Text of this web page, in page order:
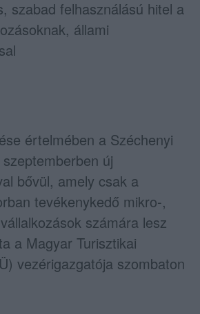
szabad felhasználású hitel a
állami
értelmében a Széchenyi
új
bővül, amely csak a
tevékenykedő mikro-,
számára lesz
a Magyar Turisztikai
vezérigazgatója szombaton